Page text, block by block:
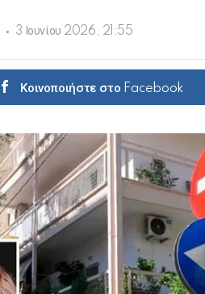
3 Ιουνίου 2026, 21:55
Κοινοποιήστε στο Facebook